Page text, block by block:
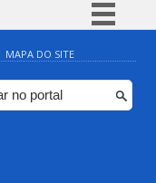
Simplifique!
Comunica BR
Participe
MAPA DO SITE